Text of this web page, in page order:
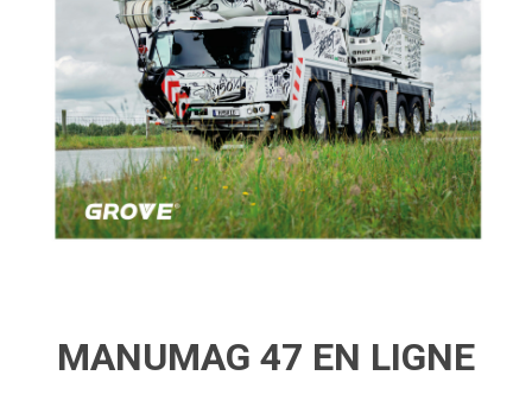
MANUMAG 47 EN LIGNE